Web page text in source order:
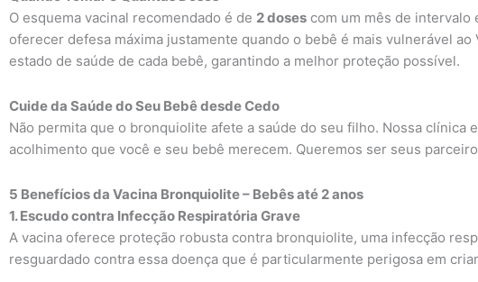
O esquema vacinal recomendado é de 2 doses com um mês de intervalo
oferecer defesa máxima justamente quando o bebê é mais vulnerável
estado de saúde de cada bebê, garantindo a melhor proteção possível.
Cuide da Saúde do Seu Bebê desde Cedo
Não permita que o bronquiolite afete a saúde do seu filho. Nossa
acolhimento que você e seu bebê merecem. Queremos ser seus
5 Benefícios da Vacina Bronquiolite – Bebês até 2 anos
1. Escudo contra Infecção Respiratória Grave
A vacina oferece proteção robusta contra bronquiolite, uma infecção
resguardado contra essa doença que é particularmente perigosa em